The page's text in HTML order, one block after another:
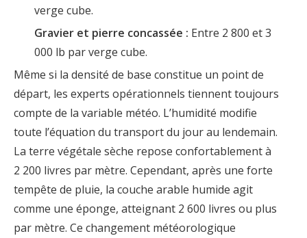
verge cube.
Gravier et pierre concassée : Entre 2 800 et 3
000 lb par verge cube.
Même si la densité de base constitue un point de
départ, les experts opérationnels tiennent toujours
compte de la variable météo. L’humidité modifie
toute l’équation du transport du jour au lendemain.
La terre végétale sèche repose confortablement à
2 200 livres par mètre. Cependant, après une forte
tempête de pluie, la couche arable humide agit
comme une éponge, atteignant 2 600 livres ou plus
par mètre. Ce changement météorologique